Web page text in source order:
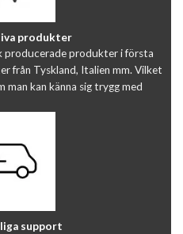
produkter
producerade produkter i första
från Tyskland, Italien mm. Vilket
man kan känna sig trygg med
support